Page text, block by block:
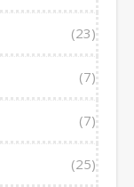
(23)
(7)
(7)
(25)